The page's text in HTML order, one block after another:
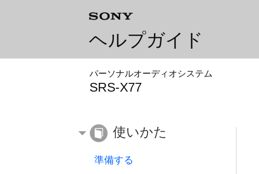
ヘルプガイド
パーソナルオーディオシステム
SRS-X77
使いかた
準備する